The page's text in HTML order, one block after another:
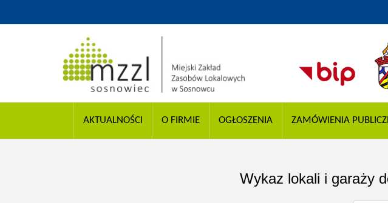
AKTUALNOŚCI O FIRMIE OGŁOSZENIA ZAMÓWIENIA
Wykaz lokali i garaży